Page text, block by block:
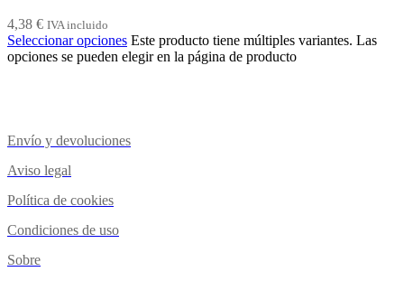
4,38 € IVA incluido
Seleccionar opciones Este producto tiene múltiples variantes. Las
opciones se pueden elegir en la página de producto
Envío y devoluciones
Aviso legal
Política de cookies
Condiciones de uso
Sobre